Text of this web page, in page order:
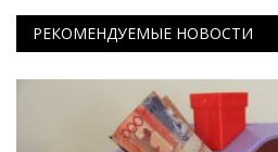
РЕКОМЕНДУЕМЫЕ НОВОСТИ